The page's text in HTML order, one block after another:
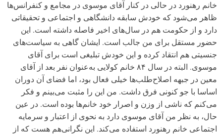
خانم رهنورد در حالی در کنار آقای موسوی در مجامع و کنفرانس‌ها
ظاهر می‌شود که خودش سابقه دانشگاهی و اجتماعی و تحقیقاتی
دارد و از حکومت هم در سال‌های اخیر فاصله داشته است. این
حضور مستقل برای من جالب است. ایشان گاهی به سیاست‌های
جنسیتی هم انتقاد کرده و این خودش تبلیغی است برای آقای
موسوی. البته در سال ۸۴ خانم کولایی به‌عنوان نفر بعد از آقای
معین در جبهه اصلاح‌طلب‌ها خیلی فعال بود، اما فضای آن دوران
اساسا با جو کنونی فرق داشت. من این را مثبت می‌بینم و فکر
می‌کنم که ناشی از وزن و اصرار خود خانم‌ها بوده است. در عین
حال، به نظر من آقای موسوی دارد به نحوی از اعتبار و سرمایه‌
اجتماعی خانم رهنورد استفاده می‌کند. این نگرانی‌هم هست که از